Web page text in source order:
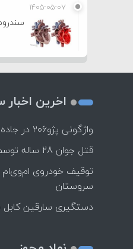
۱۴۰۵-۰۵-۰۷
اخرین
واژگونی پژو۲۰۶ در جاده بابامیدان- نورآباد با ۳ مصدوم
قتل جوان 28 ساله توسط قاتل 15 ساله در کازرون
سروستان
دستگیری سارقین کابل